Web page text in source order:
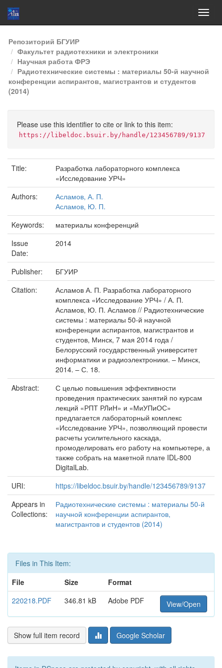
Skip
navigation
Репозиторий БГУИР
Факультет радиотехники и электроники
Научная работа ФРЭ
Радиотехнические системы : материалы 50-й научной
конференции аспирантов, магистрантов и студентов
(2014)
Please use this identifier to cite or link to this item:
https://libeldoc.bsuir.by/handle/123456789/9137
Title:
Разработка лабораторного комплекса
«Исследование УРЧ»
Authors:
Асламов, А. П.
Асламов, Ю. П.
Keywords:
материалы конференций
Issue
Date:
2014
Publisher:
БГУИР
Citation:
Асламов А. П. Разработка лабораторного
комплекса «Исследование УРЧ» / А. П.
Асламов, Ю. П. Асламов // Радиотехнические
системы : материалы 50-й научной
конференции аспирантов, магистрантов и
студентов, Минск, 7 мая 2014 года /
Белорусский государственный университет
информатики и радиоэлектроники. – Минск,
2014. – С. 18.
Abstract:
С целью повышения эффективности
проведения практических занятий по курсам
лекций «РПТ РЛиН» и «МиУПиОС»
предлагается лабораторный комплекс
«Исследование УРЧ», позволяющий провести
расчеты усилительного каскада,
промоделировать его работу на компьютере, а
также собрать на макетной плате IDL-800
DigitalLab.
URI:
https://libeldoc.bsuir.by/handle/123456789/9137
Appears in
Collections:
Радиотехнические системы : материалы 50-й
научной конференции аспирантов,
магистрантов и студентов (2014)
Files in This Item:
File
Size
Format
220218.PDF
346.81 kB Adobe PDF View/Open
Show full item record Google Scholar